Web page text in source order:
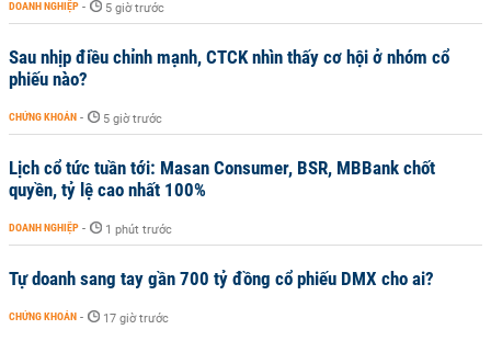
DOANH NGHIỆP - 5 giờ trước
Sau nhịp điều chỉnh mạnh, CTCK nhìn thấy cơ hội ở nhóm cổ
phiếu nào?
CHỨNG KHOÁN - 5 giờ trước
Lịch cổ tức tuần tới: Masan Consumer, BSR, MBBank chốt
quyền, tỷ lệ cao nhất 100%
DOANH NGHIỆP - 1 phút trước
Tự doanh sang tay gần 700 tỷ đồng cổ phiếu DMX cho ai?
CHỨNG KHOÁN - 17 giờ trước